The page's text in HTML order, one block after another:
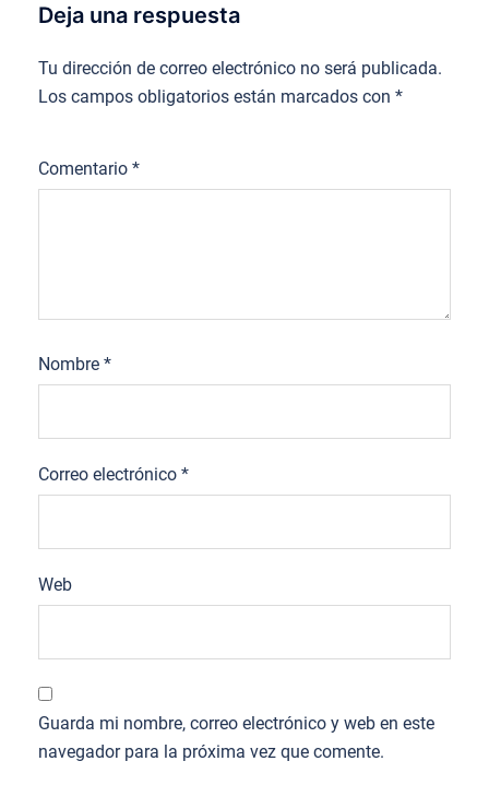
Deja una respuesta
Tu dirección de correo electrónico no será publicada.
Los campos obligatorios están marcados con *
Comentario *
Nombre *
Correo electrónico *
Web
Guarda mi nombre, correo electrónico y web en este
navegador para la próxima vez que comente.